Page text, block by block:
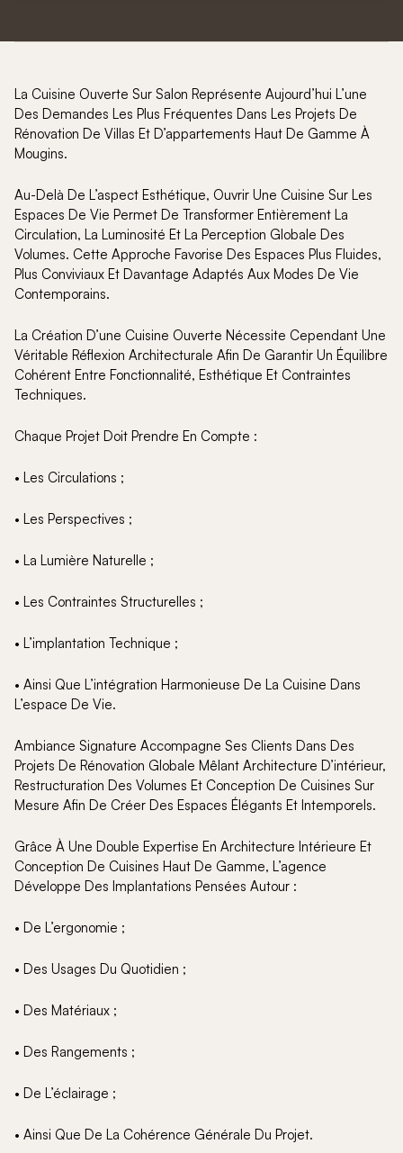
La Cuisine Ouverte Sur Salon Représente Aujourd’hui L’une
Des Demandes Les Plus Fréquentes Dans Les Projets De
Rénovation De Villas Et D’appartements Haut De Gamme À
Mougins.
Au-Delà De L’aspect Esthétique, Ouvrir Une Cuisine Sur Les
Espaces De Vie Permet De Transformer Entièrement La
Circulation, La Luminosité Et La Perception Globale Des
Volumes. Cette Approche Favorise Des Espaces Plus Fluides,
Plus Conviviaux Et Davantage Adaptés Aux Modes De Vie
Contemporains.
La Création D’une Cuisine Ouverte Nécessite Cependant Une
Véritable Réflexion Architecturale Afin De Garantir Un Équilibre
Cohérent Entre Fonctionnalité, Esthétique Et Contraintes
Techniques.
Chaque Projet Doit Prendre En Compte :
• Les Circulations ;
• Les Perspectives ;
• La Lumière Naturelle ;
• Les Contraintes Structurelles ;
• L’implantation Technique ;
• Ainsi Que L’intégration Harmonieuse De La Cuisine Dans
L’espace De Vie.
Ambiance Signature Accompagne Ses Clients Dans Des
Projets De Rénovation Globale Mêlant Architecture D’intérieur,
Restructuration Des Volumes Et Conception De Cuisines Sur
Mesure Afin De Créer Des Espaces Élégants Et Intemporels.
Grâce À Une Double Expertise En Architecture Intérieure Et
Conception De Cuisines Haut De Gamme, L’agence
Développe Des Implantations Pensées Autour :
• De L’ergonomie ;
• Des Usages Du Quotidien ;
• Des Matériaux ;
• Des Rangements ;
• De L’éclairage ;
• Ainsi Que De La Cohérence Générale Du Projet.